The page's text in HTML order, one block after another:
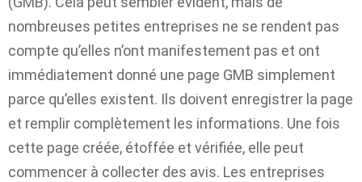
nombreuses petites entreprises ne se rendent pas
compte qu’elles n’ont manifestement pas et ont
immédiatement donné une page GMB simplement
parce qu’elles existent. Ils doivent enregistrer la page
et remplir complètement les informations. Une fois
cette page créée, étoffée et vérifiée, elle peut
commencer à collecter des avis. Les entreprises